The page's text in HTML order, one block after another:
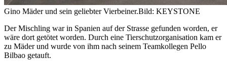
Gino Mäder und sein geliebter Vierbeiner.Bild: KEYSTONE
Der Mischling war in Spanien auf der Strasse gefunden worden, er
wäre dort getötet worden. Durch eine Tierschutzorganisation kam er
zu Mäder und wurde von ihm nach seinem Teamkollegen Pello
Bilbao getauft.